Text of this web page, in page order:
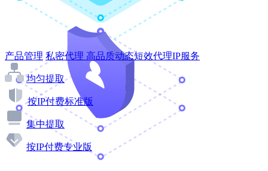
产品管理 私密代理 高品质动态短效代理IP服务
均匀提取
按IP付费标准版
集中提取
按IP付费专业版